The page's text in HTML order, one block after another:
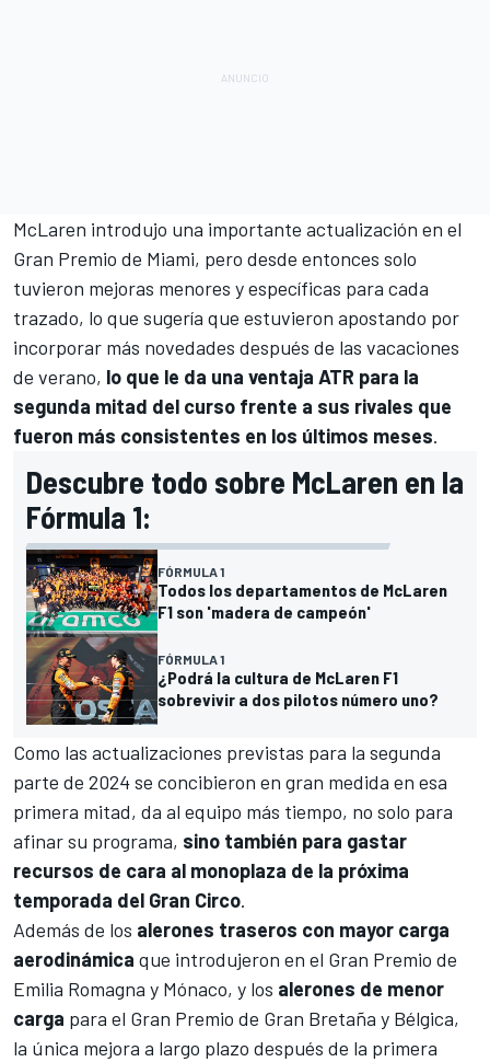
McLaren introdujo una importante actualización en el
Gran Premio de Miami, pero desde entonces solo
tuvieron mejoras menores y específicas para cada
trazado, lo que sugería que estuvieron apostando por
incorporar más novedades después de las vacaciones
de verano, lo que le da una ventaja ATR para la
segunda mitad del curso frente a sus rivales que
fueron más consistentes en los últimos meses.
Descubre todo sobre McLaren en la
Fórmula 1:
FÓRMULA 1
Todos los departamentos de McLaren
F1 son 'madera de campeón'
FÓRMULA 1
¿Podrá la cultura de McLaren F1
sobrevivir a dos pilotos número uno?
Como las actualizaciones previstas para la segunda
parte de 2024 se concibieron en gran medida en esa
primera mitad, da al equipo más tiempo, no solo para
afinar su programa, sino también para gastar
recursos de cara al monoplaza de la próxima
temporada del Gran Circo.
Además de los alerones traseros con mayor carga
aerodinámica que introdujeron en el Gran Premio de
Emilia Romagna y Mónaco, y los alerones de menor
carga para el Gran Premio de Gran Bretaña y Bélgica,
la única mejora a largo plazo después de la primera